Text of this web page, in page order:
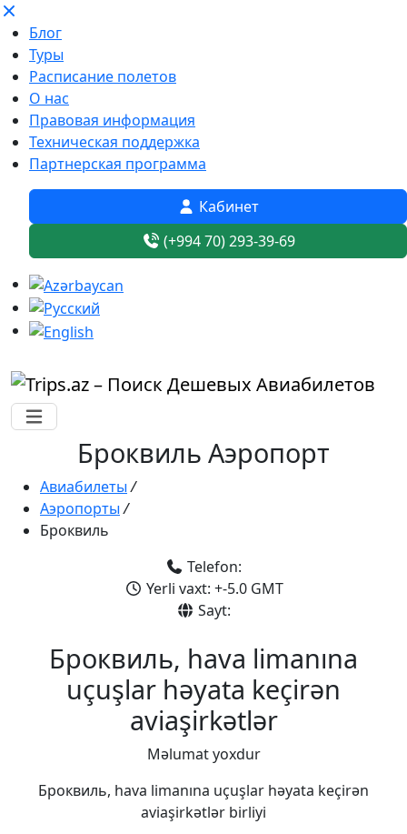
Блог
Туры
Расписание полетов
О нас
Правовая информация
Техническая поддержка
Партнерская программа
Кабинет
(+994 70) 293-39-69
Броквиль Аэропорт
Авиабилеты /
Аэропорты /
Броквиль
Telefon:
Yerli vaxt: +-5.0 GMT
Sayt:
Броквиль, hava limanına
uçuşlar həyata keçirən
aviaşirkətlər
Məlumat yoxdur
Броквиль, hava limanına uçuşlar həyata keçirən
aviaşirkətlər birliyi